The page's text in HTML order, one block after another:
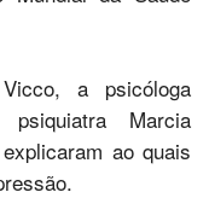
a psicóloga
Marcia
ao quais